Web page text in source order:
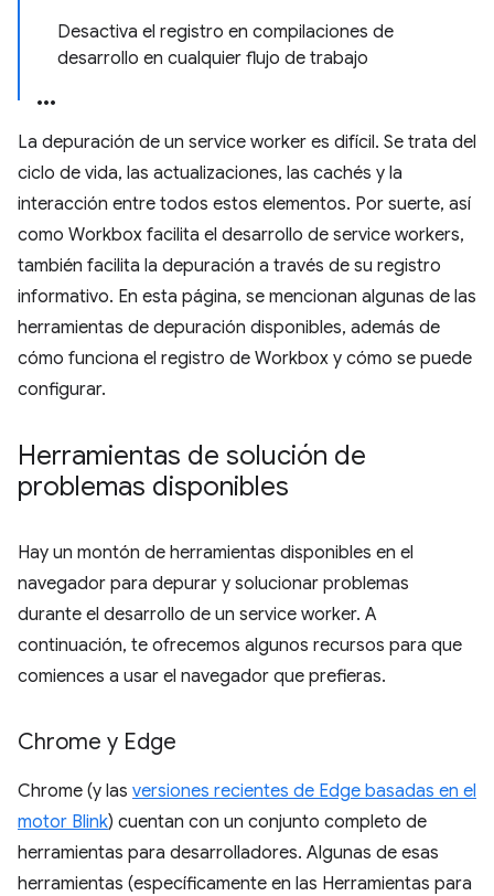
Desactiva el registro en compilaciones de
desarrollo en cualquier flujo de trabajo
La depuración de un service worker es difícil. Se trata del
ciclo de vida, las actualizaciones, las cachés y la
interacción entre todos estos elementos. Por suerte, así
como Workbox facilita el desarrollo de service workers,
también facilita la depuración a través de su registro
informativo. En esta página, se mencionan algunas de las
herramientas de depuración disponibles, además de
cómo funciona el registro de Workbox y cómo se puede
configurar.
Herramientas de solución de
problemas disponibles
Hay un montón de herramientas disponibles en el
navegador para depurar y solucionar problemas
durante el desarrollo de un service worker. A
continuación, te ofrecemos algunos recursos para que
comiences a usar el navegador que prefieras.
Chrome y Edge
Chrome (y las versiones recientes de Edge basadas en el
motor Blink) cuentan con un conjunto completo de
herramientas para desarrolladores. Algunas de esas
herramientas (específicamente en las Herramientas para